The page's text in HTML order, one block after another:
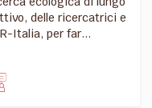
delle ricercatrici e
Italia, per far...